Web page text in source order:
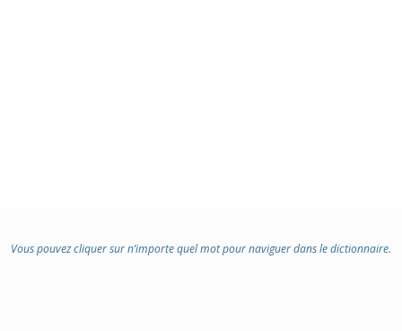
Vous pouvez cliquer sur n’importe quel mot pour naviguer dans le dictionnaire.